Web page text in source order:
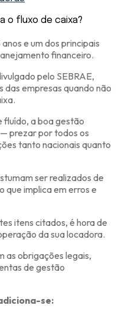
e um dos principais
financeiro.
pelo SEBRAE,
das empresas quando não
fluído, a boa gestão
prezar por todos os
tanto nacionais quanto
ser realizados de
que implica em erros e
itens citados, é hora de
da sua locadora.
as obrigações legais,
de gestão
se: